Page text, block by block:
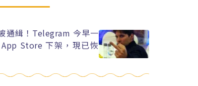
通緝！Telegram 今早一
Store 下架，現已恢